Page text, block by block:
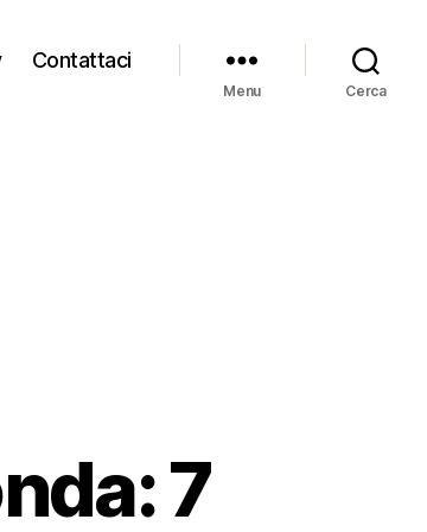
Contattaci
Menu Cerca
7